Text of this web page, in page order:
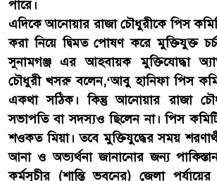
পারে।
এদিকে আনোয়ার রাজা চৌধুরীকে পিস
করা নিয়ে দ্বিমত পোষণ করে মুক্তিযুক্ত
সুনামগঞ্জ এর আহবায়ক মুক্তিযোদ্ধা
চৌধুরী খসরু বলেন,‘আবু হানিফা পিস
একথা সঠিক। কিন্তু আনোয়ার রাজা
সভাপতি বা সদস্যও ছিলেন না। পিস
শওকত মিয়া। তবে মুক্তিযুদ্ধের সময়
আনা ও অভ্যর্থনা জানানোর জন্য
কর্মসূচীর (শান্তি ভবনের) জেলা